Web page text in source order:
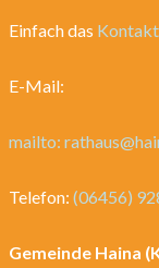
Einfach das
E-Mail:
mailto:
Telefon: (06456)
Gemeinde Haina